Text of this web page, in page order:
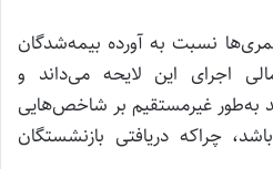
نسبت به آورده بیمه‌شدگان
اجرای این لایحه می‌داند و
به‌طور غیرمستقیم بر شاخص‌هایی
چراکه دریافتی بازنشستگان